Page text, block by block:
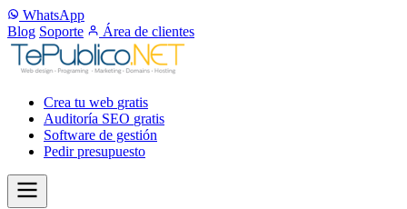
WhatsApp
Blog Soporte Área de clientes
Crea tu web gratis
Auditoría SEO gratis
Software de gestión
Pedir presupuesto